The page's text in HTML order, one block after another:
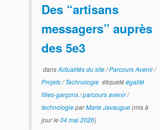
Des “artisans
messagers” auprès
des 5e3
dansActualités du site/Parcours Avenir/
Projets/Technologie étiquetéégalité
filles-garçons/parcours avenir/
technologieparMarie Javaugue(mis à
jour le04 mai 2026)